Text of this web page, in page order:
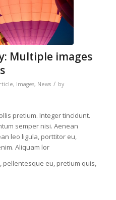
Multiple images
, Images, News / by
pretium. Integer tincidunt.
semper nisi. Aenean
leo ligula, porttitor eu,
Aliquam lor
pellentesque eu, pretium quis,